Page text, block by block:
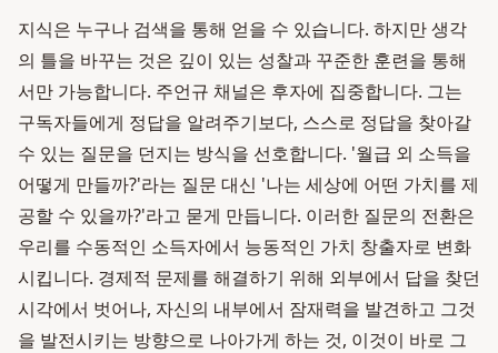
지식은 누구나 검색을 통해 얻을 수 있습니다. 하지만 생각
의 틀을 바꾸는 것은 깊이 있는 성찰과 꾸준한 훈련을 통해
서만 가능합니다. 주언규 채널은 후자에 집중합니다. 그는
구독자들에게 정답을 알려주기보다, 스스로 정답을 찾아갈
수 있는 질문을 던지는 방식을 선호합니다. '월급 외 소득을
어떻게 만들까?'라는 질문 대신 '나는 세상에 어떤 가치를 제
공할 수 있을까?'라고 묻게 만듭니다. 이러한 질문의 전환은
우리를 수동적인 소득자에서 능동적인 가치 창출자로 변화
시킵니다. 경제적 문제를 해결하기 위해 외부에서 답을 찾던
시각에서 벗어나, 자신의 내부에서 잠재력을 발견하고 그것
을 발전시키는 방향으로 나아가게 하는 것, 이것이 바로 그